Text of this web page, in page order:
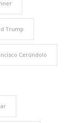
Trump
Cerúndolo